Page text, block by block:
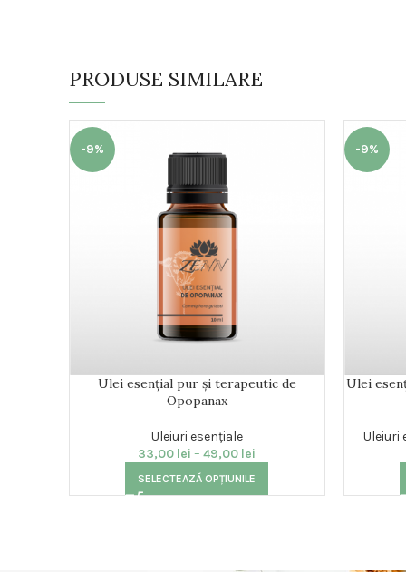
PRODUSE SIMILARE
-9%
Ulei esențial pur și terapeutic de
Opopanax
Uleiuri esențiale
33,00 lei – 49,00 lei
SELECTEAZĂ OPȚIUNILE
-9%
Ulei
Uleiuri